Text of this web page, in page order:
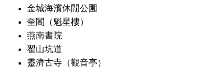
金城海濱休閒公園
奎閣（魁星樓）
燕南書院
翟山坑道
靈濟古寺（觀音亭）